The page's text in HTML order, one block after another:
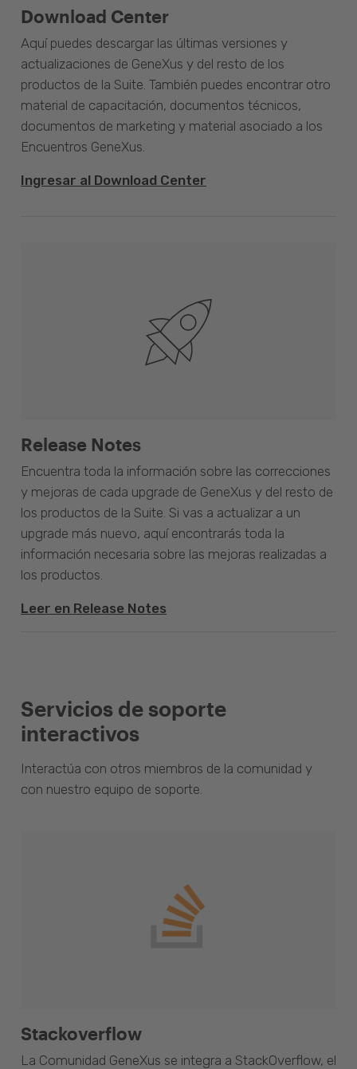
Download Center
Aquí puedes descargar las últimas versiones y
actualizaciones de GeneXus y del resto de los
productos de la Suite. También puedes encontrar otro
material de capacitación, documentos técnicos,
documentos de marketing y material asociado a los
Encuentros GeneXus.
Ingresar al Download Center
Release Notes
Encuentra toda la información sobre las correcciones
y mejoras de cada upgrade de GeneXus y del resto de
los productos de la Suite. Si vas a actualizar a un
upgrade más nuevo, aquí encontrarás toda la
información necesaria sobre las mejoras realizadas a
los productos.
Leer en Release Notes
Servicios de soporte
interactivos
Interactúa con otros miembros de la comunidad y
con nuestro equipo de soporte.
Stackoverflow
La Comunidad GeneXus se integra a StackOverflow, el